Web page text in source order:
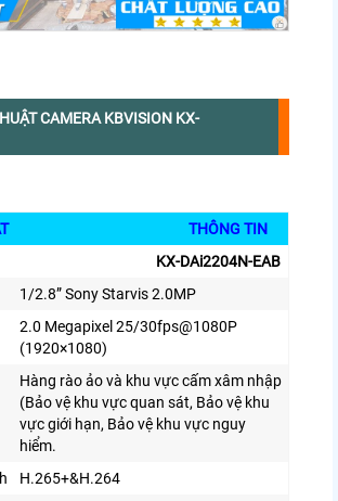
CAMERA KBVISION KX-
THÔNG TIN
KX-DAi2204N-EAB
1/2.8” Sony Starvis 2.0MP
2.0 Megapixel 25/30fps@1080P
(1920×1080)
Hàng rào ảo và khu vực cấm xâm nhập
(Bảo vệ khu vực quan sát, Bảo vệ khu
vực giới hạn, Bảo vệ khu vực nguy
hiểm.
H.265+&H.264